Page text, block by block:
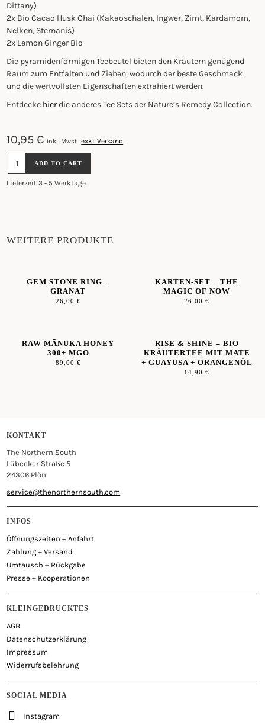
10,95€ inkl. Mwst. exkl. Versand
Lieferzeit 3 - 5 Werktage
REMEDY
TEA
COLLECTION
ADD TO CART
Dittany)
2x Bio Cacao Husk Chai (Kakaoschalen, Ingwer, Zimt, Kardamom,
Nelken, Sternanis)
2x Lemon Ginger Bio
Die pyramidenförmigen Teebeutel bieten den Kräutern genügend
Raum zum Entfalten und Ziehen, wodurch der beste Geschmack
und die wertvollsten Eigenschaften extrahiert werden.
Entdecke hierdie anderes Tee Sets der Nature’s Remedy Collection.
WEITERE PRODUKTE
GEM STONE RING –
GRANAT
26,00 €
KARTEN-SET – THE
MAGIC OF NOW
26,00 €
RAW MĀNUKA HONEY
300+ MGO
89,00 €
RISE & SHINE – BIO
KRÄUTERTEE MIT MATE
+ GUAYUSA + ORANGENÖL
14,90 €
KONTAKT
The Northern South
Lübecker Straße 5
24306 Plön
service@thenorthernsouth.com
INFOS
Öffnungszeiten + Anfahrt
Zahlung + Versand
Umtausch + Rückgabe
Presse + Kooperationen
KLEINGEDRUCKTES
AGB
Datenschutzerklärung
Impressum
Widerrufsbelehrung
SOCIAL MEDIA
Instagram